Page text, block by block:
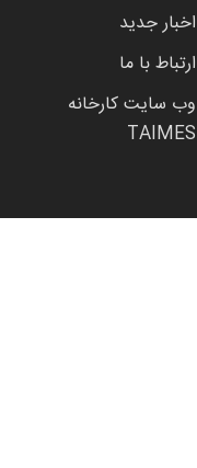
اخبار جدید
ارتباط با ما
وب سایت کارخانه
TAIMES